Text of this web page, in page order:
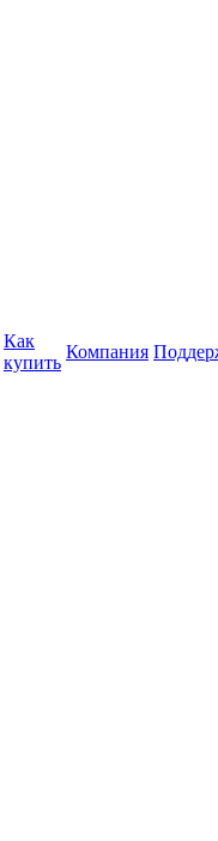
Как
купить
Компания